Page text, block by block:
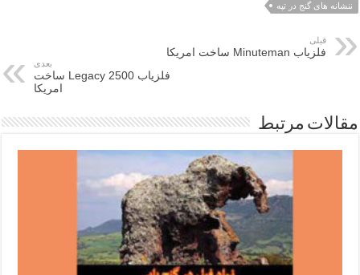
ننشانه های گنج در تپه
قبلی
فلزیاب Minuteman ساخت امریکا
بعدی
فلزیاب Legacy 2500 ساخت
امریکا
مقالات مرتبط